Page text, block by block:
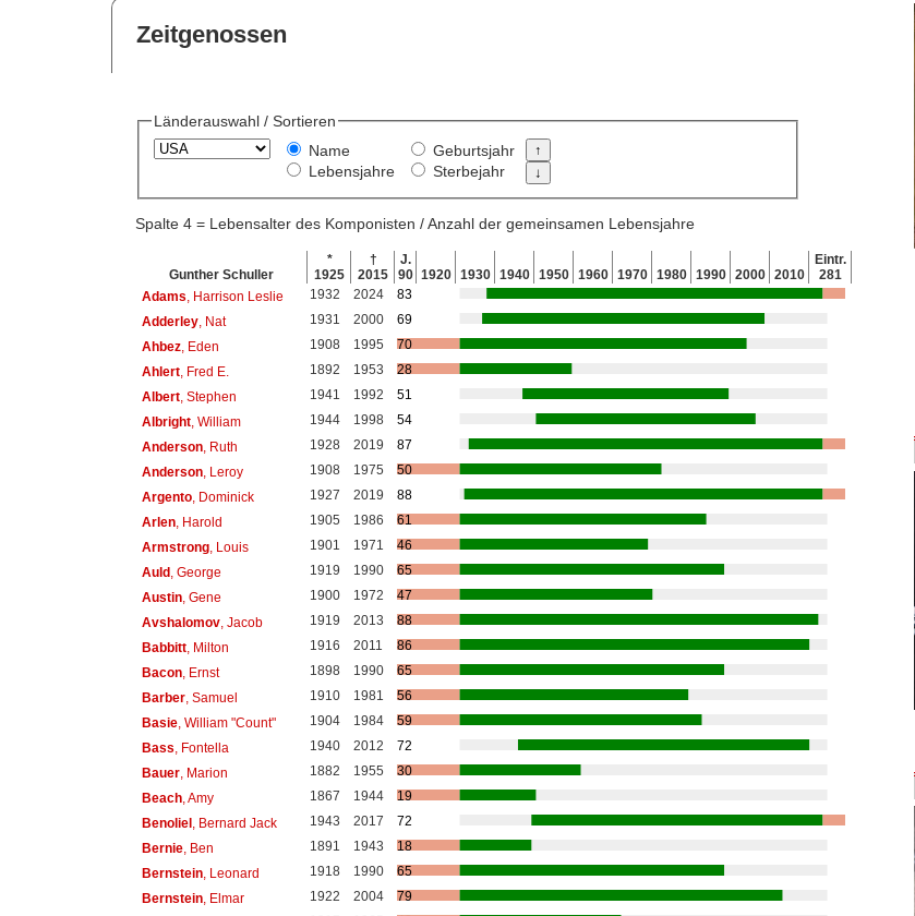
Zeitgenossen
Länderauswahl / Sortieren
Name
Lebensjahre
Geburtsjahr
Sterbejahr
Spalte 4 = Lebensalter des Komponisten / Anzahl der gemeinsamen Lebensjahre
Gunther Schuller
*
1925
†
2015
J.
90 1920 1930 1940 1950 1960 1970 1980 1990 2000 2010
Eintr.
281
Adams, Harrison Leslie 1932 2024
83
Adderley, Nat 1931 2000
69
Ahbez, Eden 1908 1995
70
Ahlert, Fred E. 1892 1953
28
Albert, Stephen 1941 1992
51
Albright, William 1944 1998
54
Anderson, Ruth 1928 2019
87
Anderson, Leroy 1908 1975
50
Argento, Dominick 1927 2019
88
Arlen, Harold 1905 1986
61
Armstrong, Louis 1901 1971
46
Auld , George 1919 1990
65
Austin, Gene 1900 1972
47
Avshalomov, Jacob 1919 2013
88
Babbitt, Milton 1916 2011
86
Bacon, Ernst 1898 1990
65
Barber, Samuel 1910 1981
56
Basie, William "Count" 1904 1984
59
Bass, Fontella 1940 2012
72
Bauer, Marion 1882 1955
30
Beach, Amy 1867 1944
19
Benoliel , Bernard Jack 1943 2017
72
Bernie, Ben 1891 1943
18
Bernstein, Leonard 1918 1990
65
Bernstein, Elmar 1922 2004
79